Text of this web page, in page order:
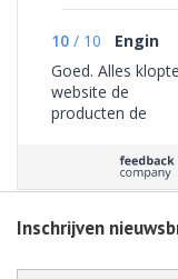
10 / 10
Engin
Goed. Alles klopte
website de
producten de
problemen
Inschrijven